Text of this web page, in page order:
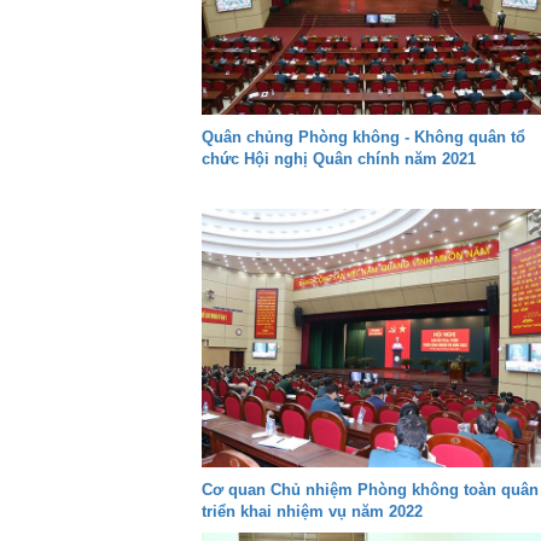
Quân chủng Phòng không - Không quân tổ
chức Hội nghị Quân chính năm 2021
Cơ quan Chủ nhiệm Phòng không toàn quân
triển khai nhiệm vụ năm 2022